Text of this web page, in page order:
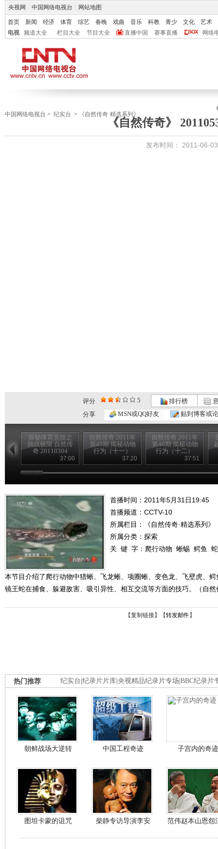
央视网 中国网络电视台 网站地图
首页 新闻 经济 体育 综艺 春晚 戏曲 音乐 科教 青少 文化
艺术
电视
频道大全 栏目大全 节目大全 直播中国 赛事直播 网络
中国网络电视台 > 纪实台 > 《自然传奇·精选系列》
《自然传奇》
发布时间： 2011-06-
评分 5 排行榜
分享
MSN或QQ好友 贴到博客或
探秘体育竞技之
挑战极限 自然传
奇 20110304
37:00
自然传奇 2011年
第45期 揭秘动物
行为（十一）
37:20
自然传奇 2011年
第46期 揭秘动物
行为（十二）
37:51
首播时间：2011年5月31日19:45
首播频道： CCTV-10
所属栏目：
《自然传奇·精选系列》
所属分类：探索
关 键 字： 爬行动物 蜥蜴 鳄鱼 蛇
本节目介绍了爬行动物中猎蜥、飞龙蜥、项圈蜥、变色龙、飞壁虎、
镜王蛇在捕食、躲避敌害、吸引异性、相互交流等方面的技巧。（自
【复制链接】【转发邮件 】
纪实台 纪录片片库 央视精品纪录片专场 BBC纪录片
热门推荐
朝鲜战场大逆转 中国工程奇迹 子宫内的奇迹
图坦卡蒙的诅咒 柴静专访导演李安 范伟赵本山恩怨